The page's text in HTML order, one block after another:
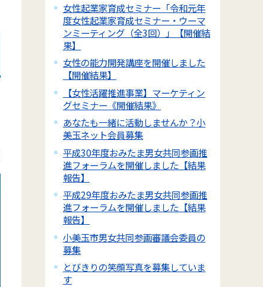
女性起業家育成セミナー「令和元年
度女性起業家育成セミナー・ウーマ
ンミーティング（全3回）」【開催結
果】
女性の能力開発講座を開催しました
【開催結果】
【女性活躍推進事業】マーケティン
グセミナー《開催結果》
あなたも一緒に活動しませんか？小
美玉ネット会員募集
平成30年度おみたま男女共同参画推
進フォーラムを開催しました【結果
報告】
平成29年度おみたま男女共同参画推
進フォーラムを開催しました【結果
報告】
小美玉市男女共同参画審議会委員の
募集
とびきりの笑顔写真を募集していま
す